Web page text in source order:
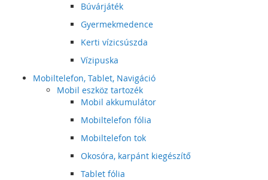
Búvárjáték
Gyermekmedence
Kerti vízicsúszda
Vízipuska
Mobiltelefon, Tablet, Navigáció
Mobil eszköz tartozék
Mobil akkumulátor
Mobiltelefon fólia
Mobiltelefon tok
Okosóra, karpánt kiegészítő
Tablet fólia